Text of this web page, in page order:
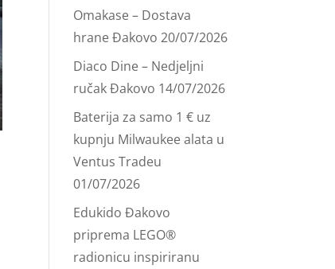
Omakase – Dostava
hrane Đakovo 20/07/2026
Diaco Dine – Nedjeljni
ručak Đakovo 14/07/2026
Baterija za samo 1 € uz
kupnju Milwaukee alata u
Ventus Tradeu
01/07/2026
Edukido Đakovo
priprema LEGO®
radionicu inspiriranu